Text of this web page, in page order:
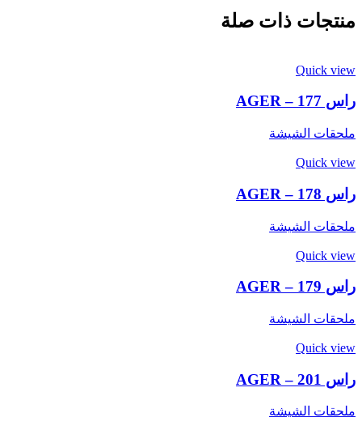
منتجات ذات صلة
Quick view
راس AGER – 177
ملحقات الشيشة
Quick view
راس AGER – 178
ملحقات الشيشة
Quick view
راس AGER – 179
ملحقات الشيشة
Quick view
راس AGER – 201
ملحقات الشيشة